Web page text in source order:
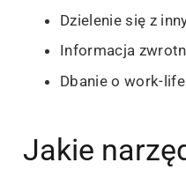
Dzielenie się z
Informacja
Dbanie o work-
Jakie